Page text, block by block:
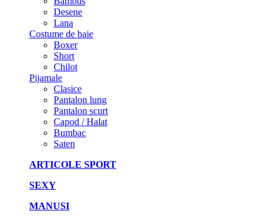
Desene
Lana
Costume de baie
Boxer
Short
Chilot
Pijamale
Clasice
Pantalon lung
Pantalon scurt
Capod / Halat
Bumbac
Saten
ARTICOLE SPORT
SEXY
MANUSI